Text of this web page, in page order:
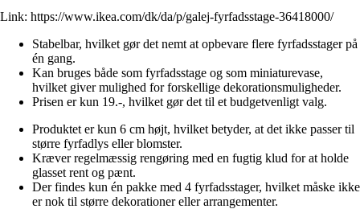
Link: https://www.ikea.com/dk/da/p/galej-fyrfadsstage-36418000/
Stabelbar, hvilket gør det nemt at opbevare flere fyrfadsstager på
én gang.
Kan bruges både som fyrfadsstage og som miniaturevase,
hvilket giver mulighed for forskellige dekorationsmuligheder.
Prisen er kun 19.-, hvilket gør det til et budgetvenligt valg.
Produktet er kun 6 cm højt, hvilket betyder, at det ikke passer til
større fyrfadlys eller blomster.
Kræver regelmæssig rengøring med en fugtig klud for at holde
glasset rent og pænt.
Der findes kun én pakke med 4 fyrfadsstager, hvilket måske ikke
er nok til større dekorationer eller arrangementer.